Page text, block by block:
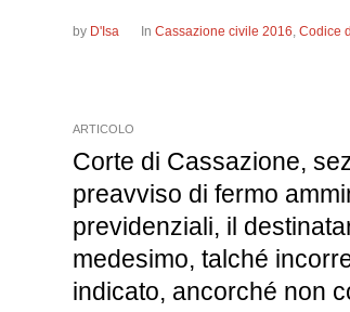
by D'Isa InCassazione civile 2016,Codice
ARTICOLO
Corte di Cassazione,
preavviso di fermo
previdenziali, il
medesimo, talché
indicato, ancorché non